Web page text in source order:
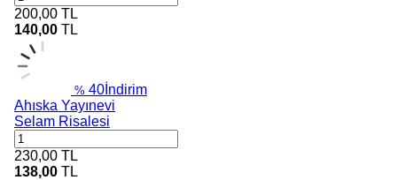
200,00 TL
140,00 TL
% 40 İndirim
Ahıska Yayınevi
Selam Risalesi
230,00 TL
138,00 TL